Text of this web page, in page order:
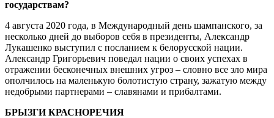
государствам?
4 августа 2020 года, в Международный день шампанского, за
несколько дней до выборов себя в президенты, Александр
Лукашенко выступил с посланием к белорусской нации.
Александр Григорьевич поведал нации о своих успехах в
отражении бесконечных внешних угроз – словно все зло мира
ополчилось на маленькую болотистую страну, зажатую между
недобрыми партнерами – славянами и прибалтами.
БРЫЗГИ КРАСНОРЕЧИЯ